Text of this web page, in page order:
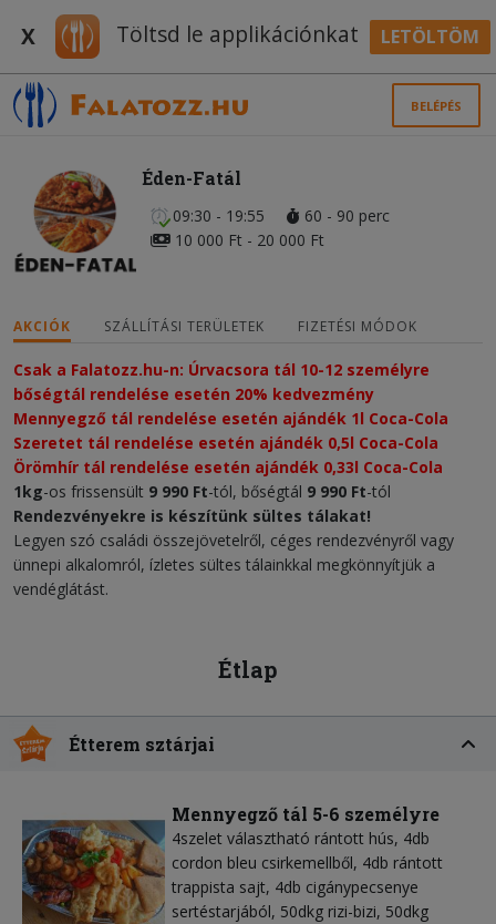
X Töltsd le applikációnkat LETÖLTÖM
BELÉPÉS
Éden-Fatál
09:30 - 19:55
60 - 90 perc
10 000 Ft - 20 000 Ft
AKCIÓK SZÁLLÍTÁSI TERÜLETEK FIZETÉSI MÓDOK
Csak a Falatozz.hu-n: Úrvacsora tál 10-12 személyre
bőségtál rendelése esetén 20% kedvezmény​
Mennyegző tál rendelése esetén ajándék 1l Coca-Cola
Szeretet tál rendelése esetén ajándék 0,5l Coca-Cola
Örömhír tál rendelése esetén ajándék 0,33l Coca-Cola
1kg-os frissensült 9 990 Ft-tól, bőségtál 9 990 Ft-tól
Rendezvényekre is készítünk sültes tálakat!
Legyen szó családi összejövetelről, céges rendezvényről vagy
ünnepi alkalomról, ízletes sültes tálainkkal megkönnyítjük a
vendéglátást.
Étlap
Étterem sztárjai
Mennyegző tál 5-6 személyre
4szelet választható rántott hús, 4db
cordon bleu csirkemellből, 4db rántott
trappista sajt, 4db cigánypecsenye
sertéstarjából, 50dkg rizi-bizi, 50dkg